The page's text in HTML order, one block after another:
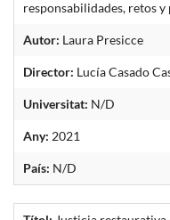
responsabilidades, retos
Autor: Laura Presicce
Director: Lucía Casado
Universitat: N/D
Any: 2021
País: N/D